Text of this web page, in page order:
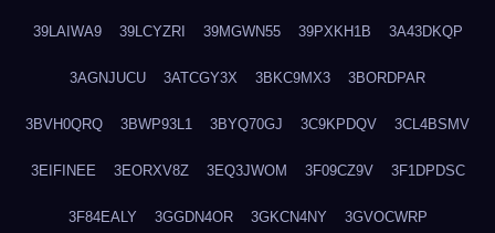
39LAIWA9 39LCYZRI 39MGWN55 39PXKH1B 3A43DKQP
3AGNJUCU 3ATCGY3X 3BKC9MX3 3BORDPAR
3BVH0QRQ 3BWP93L1 3BYQ70GJ 3C9KPDQV 3CL4BSMV
3EIFINEE 3EORXV8Z 3EQ3JWOM 3F09CZ9V 3F1DPDSC
3F84EALY 3GGDN4OR 3GKCN4NY 3GVOCWRP